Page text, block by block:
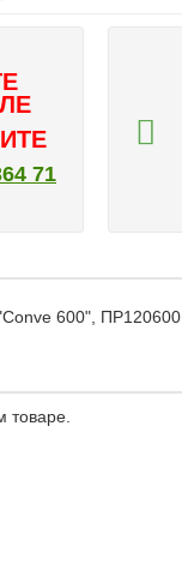
71
600", ПР120600
товаре.